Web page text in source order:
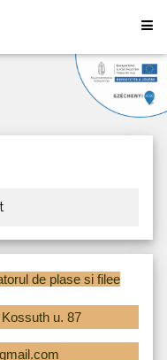
de plase si filee
u. 87